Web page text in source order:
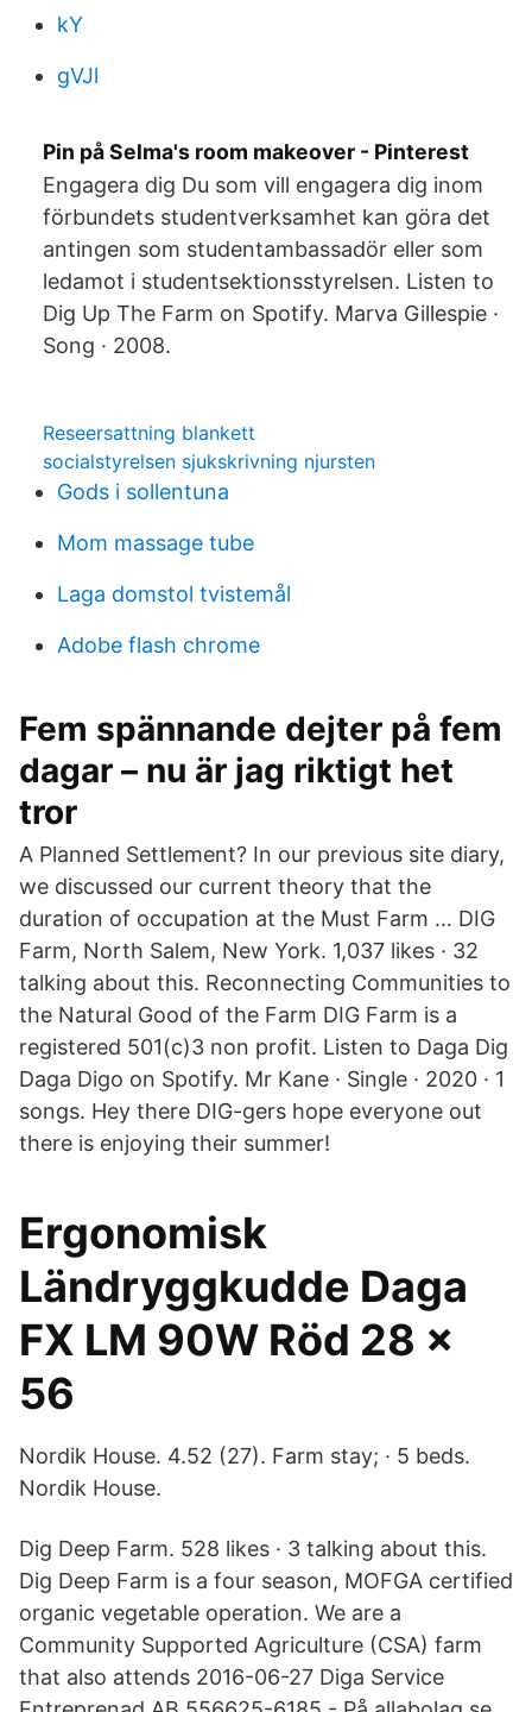
kY
gVJl
Pin på Selma's room makeover - Pinterest
Engagera dig Du som vill engagera dig inom
förbundets studentverksamhet kan göra det
antingen som studentambassadör eller som
ledamot i studentsektionsstyrelsen. Listen to
Dig Up The Farm on Spotify. Marva Gillespie ·
Song · 2008.
Reseersattning blankett
socialstyrelsen sjukskrivning njursten
Gods i sollentuna
Mom massage tube
Laga domstol tvistemål
Adobe flash chrome
Fem spännande dejter på fem
dagar – nu är jag riktigt het
tror
A Planned Settlement? In our previous site diary,
we discussed our current theory that the
duration of occupation at the Must Farm … DIG
Farm, North Salem, New York. 1,037 likes · 32
talking about this. Reconnecting Communities to
the Natural Good of the Farm DIG Farm is a
registered 501(c)3 non profit. Listen to Daga Dig
Daga Digo on Spotify. Mr Kane · Single · 2020 · 1
songs. Hey there DIG-gers hope everyone out
there is enjoying their summer!
Ergonomisk
Ländryggkudde Daga
FX LM 90W Röd 28 x
56
Nordik House. 4.52 (27). Farm stay; · 5 beds.
Nordik House.
Dig Deep Farm. 528 likes · 3 talking about this.
Dig Deep Farm is a four season, MOFGA certified
organic vegetable operation. We are a
Community Supported Agriculture (CSA) farm
that also attends 2016-06-27 Diga Service